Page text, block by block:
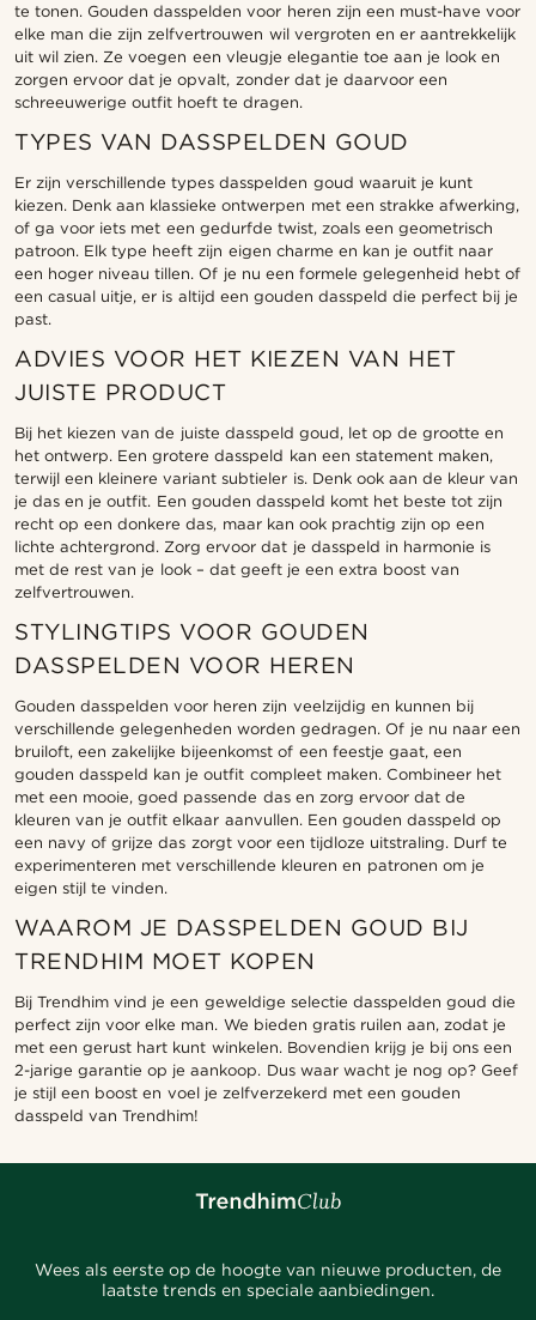
te tonen. Gouden dasspelden voor heren zijn een must-have voor
elke man die zijn zelfvertrouwen wil vergroten en er aantrekkelijk
uit wil zien. Ze voegen een vleugje elegantie toe aan je look en
zorgen ervoor dat je opvalt, zonder dat je daarvoor een
schreeuwerige outfit hoeft te dragen.
TYPES VAN DASSPELDEN GOUD
Er zijn verschillende types dasspelden goud waaruit je kunt
kiezen. Denk aan klassieke ontwerpen met een strakke afwerking,
of ga voor iets met een gedurfde twist, zoals een geometrisch
patroon. Elk type heeft zijn eigen charme en kan je outfit naar
een hoger niveau tillen. Of je nu een formele gelegenheid hebt of
een casual uitje, er is altijd een gouden dasspeld die perfect bij je
past.
ADVIES VOOR HET KIEZEN VAN HET
JUISTE PRODUCT
Bij het kiezen van de juiste dasspeld goud, let op de grootte en
het ontwerp. Een grotere dasspeld kan een statement maken,
terwijl een kleinere variant subtieler is. Denk ook aan de kleur van
je das en je outfit. Een gouden dasspeld komt het beste tot zijn
recht op een donkere das, maar kan ook prachtig zijn op een
lichte achtergrond. Zorg ervoor dat je dasspeld in harmonie is
met de rest van je look – dat geeft je een extra boost van
zelfvertrouwen.
STYLINGTIPS VOOR GOUDEN
DASSPELDEN VOOR HEREN
Gouden dasspelden voor heren zijn veelzijdig en kunnen bij
verschillende gelegenheden worden gedragen. Of je nu naar een
bruiloft, een zakelijke bijeenkomst of een feestje gaat, een
gouden dasspeld kan je outfit compleet maken. Combineer het
met een mooie, goed passende das en zorg ervoor dat de
kleuren van je outfit elkaar aanvullen. Een gouden dasspeld op
een navy of grijze das zorgt voor een tijdloze uitstraling. Durf te
experimenteren met verschillende kleuren en patronen om je
eigen stijl te vinden.
WAAROM JE DASSPELDEN GOUD BIJ
TRENDHIM MOET KOPEN
Bij Trendhim vind je een geweldige selectie dasspelden goud die
perfect zijn voor elke man. We bieden gratis ruilen aan, zodat je
met een gerust hart kunt winkelen. Bovendien krijg je bij ons een
2-jarige garantie op je aankoop. Dus waar wacht je nog op? Geef
je stijl een boost en voel je zelfverzekerd met een gouden
dasspeld van Trendhim!
Wees als eerste op de hoogte van nieuwe producten, de
laatste trends en speciale aanbiedingen.